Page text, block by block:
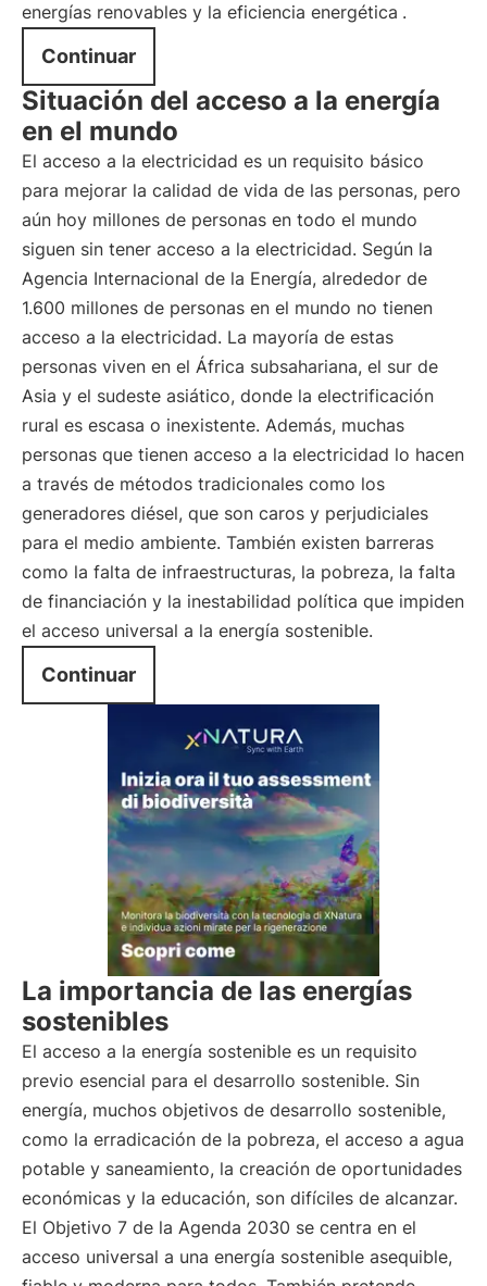
energías renovables y la eficiencia energética .
Continuar
Situación del acceso a la energía
en el mundo
El acceso a la electricidad es un requisito básico
para mejorar la calidad de vida de las personas, pero
aún hoy millones de personas en todo el mundo
siguen sin tener acceso a la electricidad. Según la
Agencia Internacional de la Energía, alrededor de
1.600 millones de personas en el mundo no tienen
acceso a la electricidad. La mayoría de estas
personas viven en el África subsahariana, el sur de
Asia y el sudeste asiático, donde la electrificación
rural es escasa o inexistente. Además, muchas
personas que tienen acceso a la electricidad lo hacen
a través de métodos tradicionales como los
generadores diésel, que son caros y perjudiciales
para el medio ambiente. También existen barreras
como la falta de infraestructuras, la pobreza, la falta
de financiación y la inestabilidad política que impiden
el acceso universal a la energía sostenible.
Continuar
La importancia de las energías
sostenibles
El acceso a la energía sostenible es un requisito
previo esencial para el desarrollo sostenible. Sin
energía, muchos objetivos de desarrollo sostenible,
como la erradicación de la pobreza, el acceso a agua
potable y saneamiento, la creación de oportunidades
económicas y la educación, son difíciles de alcanzar.
El Objetivo 7 de la Agenda 2030 se centra en el
acceso universal a una energía sostenible asequible,